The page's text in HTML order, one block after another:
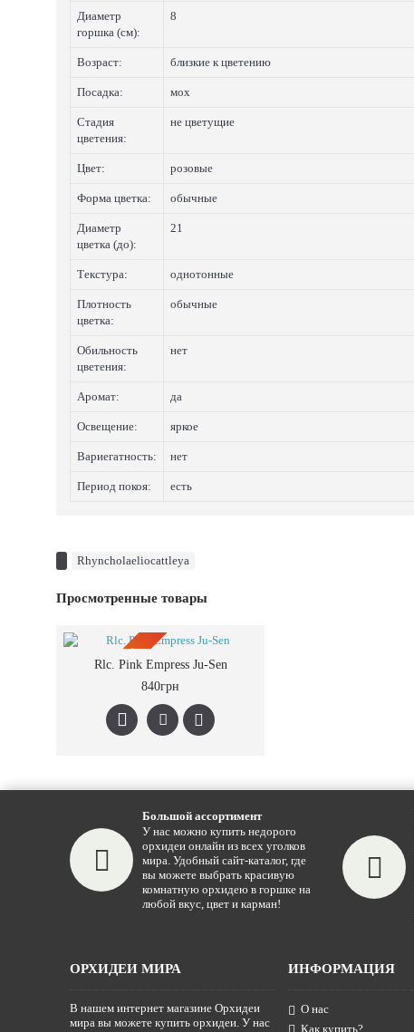
Диаметр
горшка (см):
8
Возраст: близкие к цветению
Посадка: мох
Стадия
цветения:
не цветущие
Цвет: розовые
Форма цветка: обычные
Диаметр
цветка (до):
21
Текстура: однотонные
Плотность
цветка:
обычные
Обильность
цветения:
нет
Аромат: да
Освещение: яркое
Вариегатность: нет
Период покоя: есть
Rhyncholaeliocattleya
Просмотренные товары
ПРЕДЗАКАЗ
Rlc. Pink Empress Ju-Sen
840грн
Большой ассортимент
У нас можно купить недорого
орхидеи онлайн из всех уголков
мира. Удобный сайт-каталог, где
вы можете выбрать красивую
комнатную орхидею в горшке на
любой вкус, цвет и карман!
ОРХИДЕИ МИРА
В нашем интернет магазине Орхидеи
мира вы можете купить орхидеи. У нас
ИНФОРМАЦИЯ
О нас
Как купить?